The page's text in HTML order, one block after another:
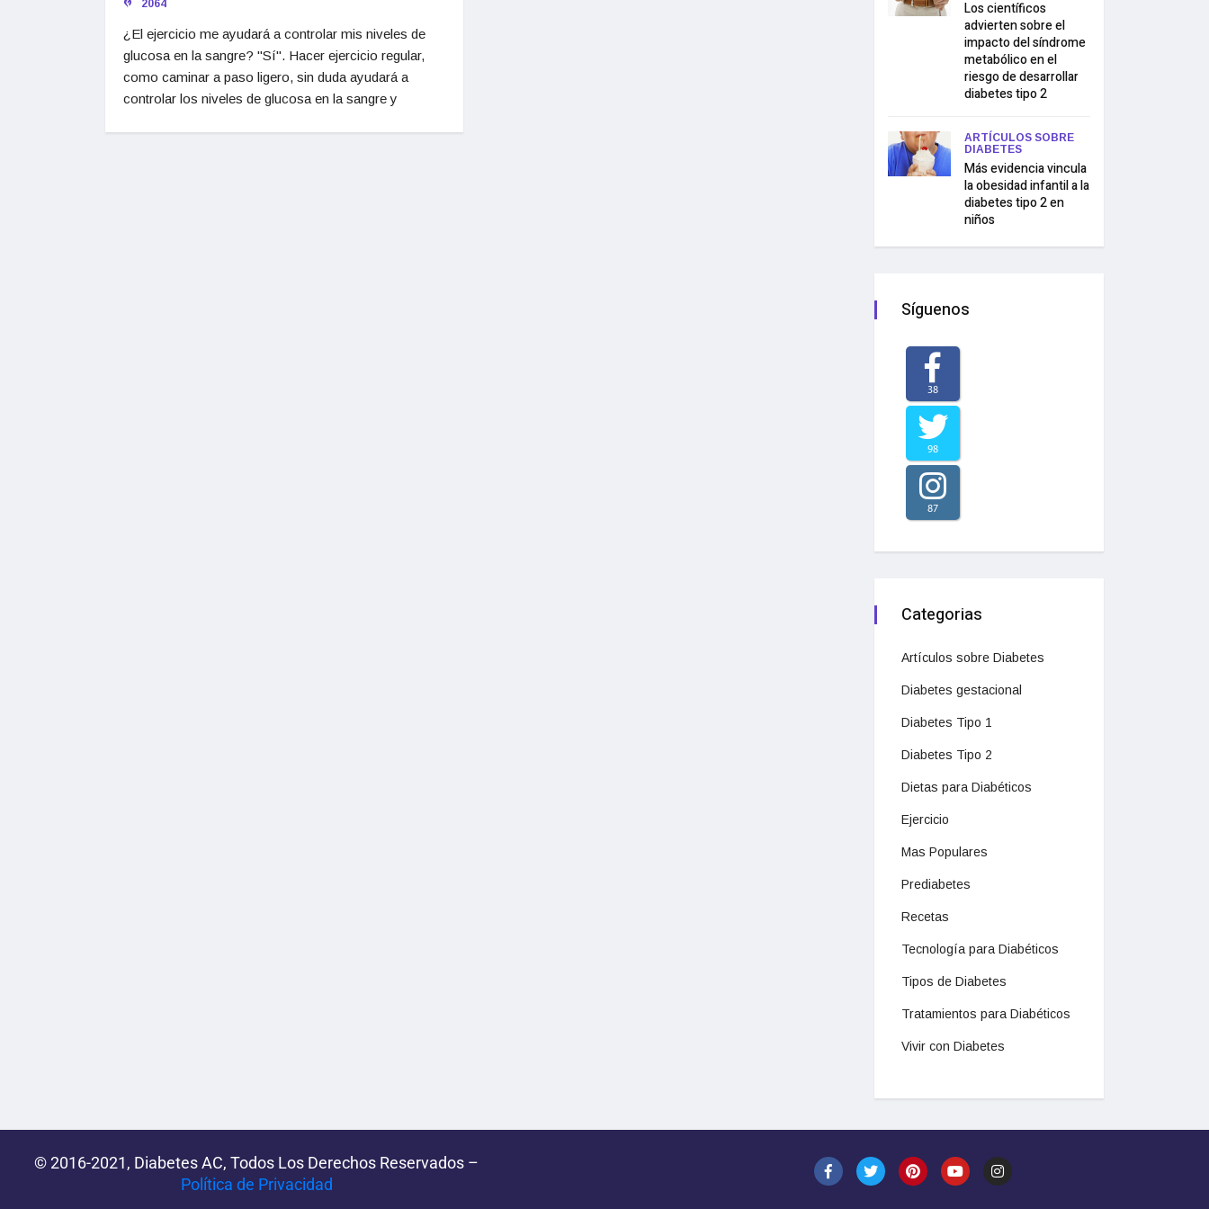
2064
¿El ejercicio me ayudará a controlar mis niveles de
glucosa en la sangre? "Sí". Hacer ejercicio regular,
como caminar a paso ligero, sin duda ayudará a
controlar los niveles de glucosa en la sangre y
Los científicos
advierten sobre el
impacto del síndrome
metabólico en el
riesgo de desarrollar
diabetes tipo 2
ARTÍCULOS SOBRE
DIABETES
Más evidencia vincula
la obesidad infantil a la
diabetes tipo 2 en
niños
Síguenos
38
98
87
Categorias
Artículos sobre Diabetes
Diabetes gestacional
Diabetes Tipo 1
Diabetes Tipo 2
Dietas para Diabéticos
Ejercicio
Mas Populares
Prediabetes
Recetas
Tecnología para Diabéticos
Tipos de Diabetes
Tratamientos para Diabéticos
Vivir con Diabetes
© 2016-2021, Diabetes AC, Todos Los Derechos Reservados –
Política de Privacidad‌­